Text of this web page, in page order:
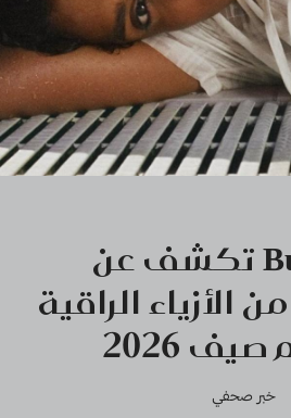
Burberry تكشف عن
الأزياء الراقية
2026
خبر صحفي